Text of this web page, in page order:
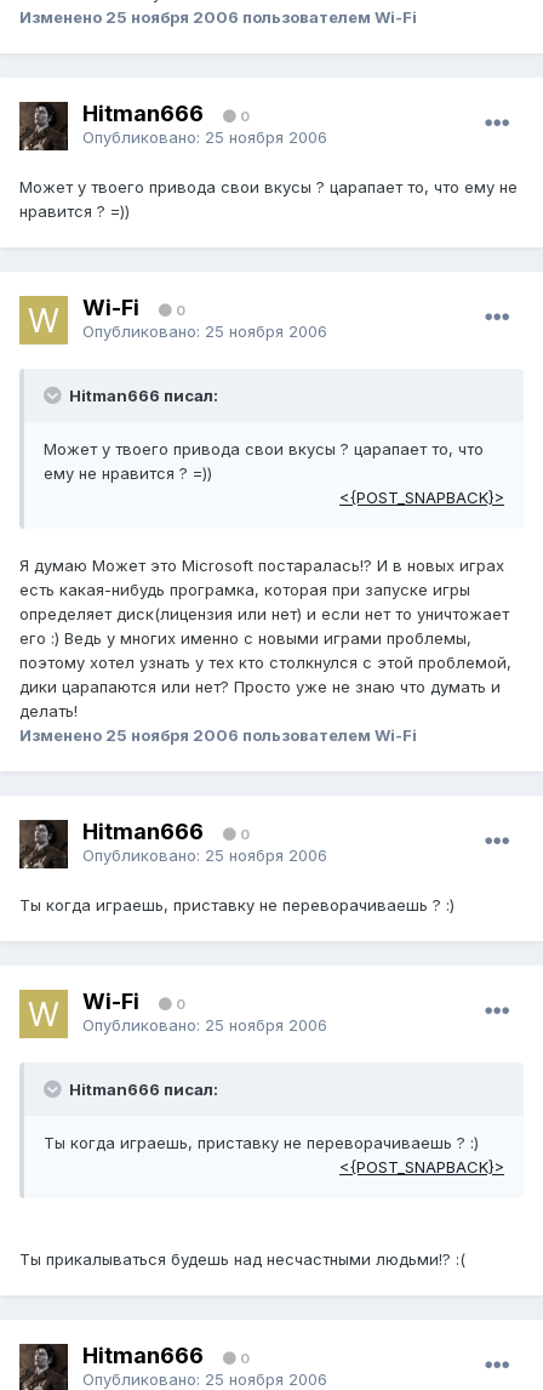
Изменено 25 ноября 2006 пользователем Wi-Fi
Hitman666 0
Опубликовано: 25 ноября 2006
Может у твоего привода свои вкусы ? царапает то, что ему не
нравится ? =))
Wi-Fi 0
Опубликовано: 25 ноября 2006
Hitman666 писал:
Может у твоего привода свои вкусы ? царапает то, что
ему не нравится ? =))
<{POST_SNAPBACK}>
Я думаю Может это Microsoft постаралась!? И в новых играх
есть какая-нибудь програмка, которая при запуске игры
определяет диск(лицензия или нет) и если нет то уничтожает
его :) Ведь у многих именно с новыми играми проблемы,
поэтому хотел узнать у тех кто столкнулся с этой проблемой,
дики царапаются или нет? Просто уже не знаю что думать и
делать!
Изменено 25 ноября 2006 пользователем Wi-Fi
Hitman666 0
Опубликовано: 25 ноября 2006
Ты когда играешь, приставку не переворачиваешь ? :)
Wi-Fi 0
Опубликовано: 25 ноября 2006
Hitman666 писал:
Ты когда играешь, приставку не переворачиваешь ? :)
<{POST_SNAPBACK}>
Ты прикалываться будешь над несчастными людьми!? :(
Hitman666 0
Опубликовано: 25 ноября 2006